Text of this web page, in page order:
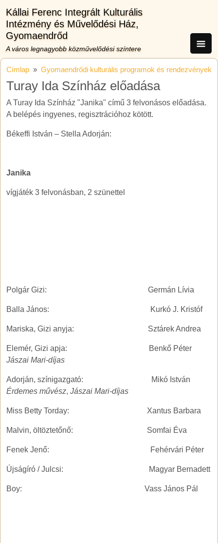
Kállai Ferenc Integrált Kulturális
Intézmény és Művelődési Ház,
Gyomaendrőd
A város legnagyobb közművelődési színtere
Címlap Gyomaendrődi kulturális programok és rendezvények
Turay Ida Színház előadása
A Turay Ida Színház "Janika" című 3 felvonásos előadása.
A belépés ingyenes, regisztrációhoz kötött.
Békeffi István – Stella Adorján:
Janika
vígjáték 3 felvonásban, 2 szünettel
Polgár Gizi: Germán Lívia
Balla János: Kurkó J. Kristóf
Mariska, Gizi anyja: Sztárek Andrea
Elemér, Gizi apja: Benkő Péter
Jászai Mari-díjas
Adorján, színigazgató: Mikó István
Érdemes művész, Jászai Mari-díjas
Miss Betty Torday: Xantus Barbara
Malvin, öltöztetőnő: Somfai Éva
Fenek Jenő: Fehérvári Péter
Újságíró / Julcsi: Magyar Bernadett
Boy: Vass János Pál